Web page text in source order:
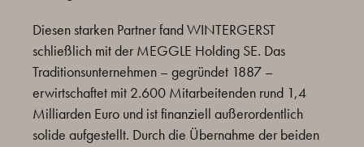
Diesen starken Partner fand WINTERGERST
schließlich mit der MEGGLE Holding SE. Das
Traditionsunternehmen – gegründet 1887 –
erwirtschaftet mit 2.600 Mitarbeitenden rund 1,4
Milliarden Euro und ist finanziell außerordentlich
solide aufgestellt. Durch die Übernahme der beiden